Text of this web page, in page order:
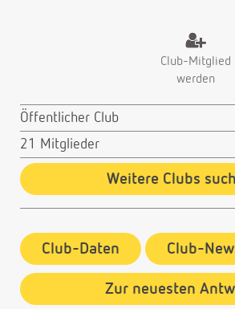
Club-Mitglied
werden
Öffentlicher Club
21 Mitglieder
Weitere Clubs
Club-Daten Club-
Zur neuesten